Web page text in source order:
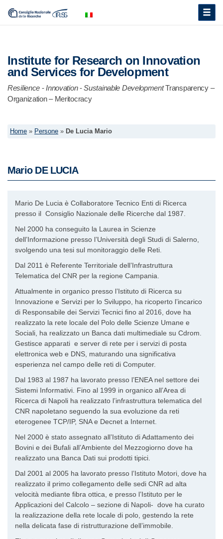
Toggle
Institute for Research on Innovation
and Services for Development
Resilience -Innovation-Sustainable Development Transparency –
Organization – Meritocracy
Home » Persone » De Lucia Mario
Mario DE LUCIA
Mario De Lucia è Collaboratore Tecnico Enti di Ricerca
presso il Consiglio Nazionale delle Ricerche dal 1987.
Nel 2000 ha conseguito la Laurea in Scienze
dell’Informazione presso l’Università degli Studi di Salerno,
svolgendo una tesi sul monitoraggio delle Reti.
Dal 2011 è Referente Territoriale dell’Infrastruttura
Telematica del CNR per la regione Campania.
Attualmente in organico presso l’Istituto di Ricerca su
Innovazione e Servizi per lo Sviluppo, ha ricoperto l’incarico
di Responsabile dei Servizi Tecnici fino al 2016, dove ha
realizzato la rete locale del Polo delle Scienze Umane e
Sociali, ha realizzato un Banca dati multimediale su Cdrom.
Gestisce apparati e server di rete per i servizi di posta
elettronica web e DNS, maturando una significativa
esperienza nel campo delle reti di Computer.
Dal 1983 al 1987 ha lavorato presso l’ENEA nel settore dei
Sistemi Informativi. Fino al 1999 in organico all’Area di
Ricerca di Napoli ha realizzato l’infrastruttura telematica del
CNR napoletano seguendo la sua evoluzione da reti
eterogenee TCP/IP, SNA e Decnet a Internet.
Nel 2000 è stato assegnato all’Istituto di Adattamento dei
Bovini e dei Bufali all’Ambiente del Mezzogiorno dove ha
realizzato una Banca Dati sui prodotti tipici.
Dal 2001 al 2005 ha lavorato presso l’Istituto Motori, dove ha
realizzato il primo collegamento delle sedi CNR ad alta
velocità mediante fibra ottica, e presso l’Istituto per le
Applicazioni del Calcolo – sezione di Napoli- dove ha curato
la realizzazione della rete locale di polo, gestendo la rete
nella delicata fase di ristrutturazione dell’immobile.